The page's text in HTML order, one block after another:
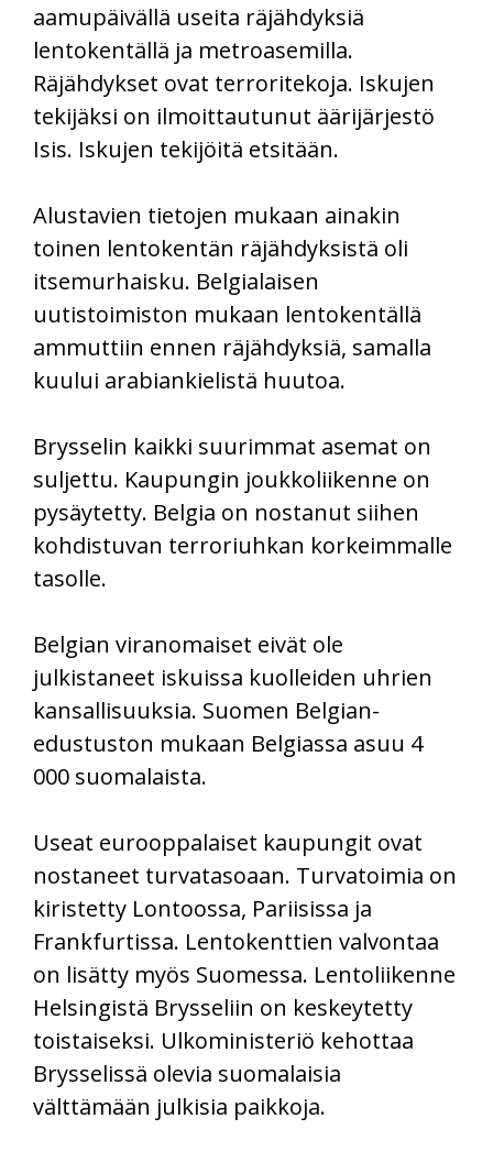
aamupäivällä useita räjähdyksiä
lentokentällä ja metroasemilla.
Räjähdykset ovat terroritekoja. Iskujen
tekijäksi on ilmoittautunut äärijärjestö
Isis. Iskujen tekijöitä etsitään.
Alustavien tietojen mukaan ainakin
toinen lentokentän räjähdyksistä oli
itsemurhaisku. Belgialaisen
uutistoimiston mukaan lentokentällä
ammuttiin ennen räjähdyksiä, samalla
kuului arabiankielistä huutoa.
Brysselin kaikki suurimmat asemat on
suljettu. Kaupungin joukkoliikenne on
pysäytetty. Belgia on nostanut siihen
kohdistuvan terroriuhkan korkeimmalle
tasolle.
Belgian viranomaiset eivät ole
julkistaneet iskuissa kuolleiden uhrien
kansallisuuksia. Suomen Belgian-
edustuston mukaan Belgiassa asuu 4
000 suomalaista.
Useat eurooppalaiset kaupungit ovat
nostaneet turvatasoaan. Turvatoimia on
kiristetty Lontoossa, Pariisissa ja
Frankfurtissa. Lentokenttien valvontaa
on lisätty myös Suomessa. Lentoliikenne
Helsingistä Brysseliin on keskeytetty
toistaiseksi. Ulkoministeriö kehottaa
Brysselissä olevia suomalaisia
välttämään julkisia paikkoja.